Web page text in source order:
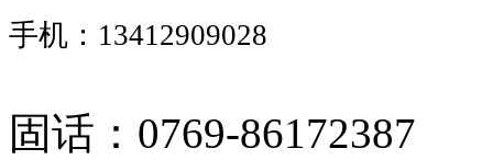
手机：13412909028
固话：0769-86172387